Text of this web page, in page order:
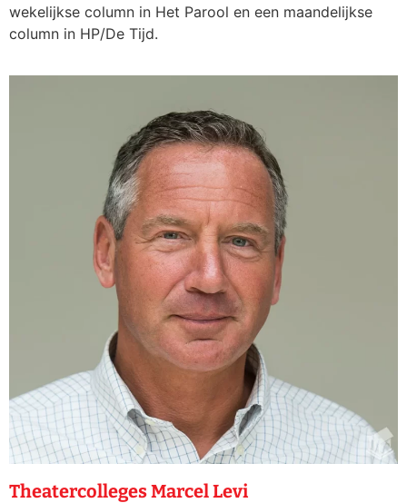
wekelijkse column in Het Parool en een maandelijkse
column in HP/De Tijd.
Theatercolleges Marcel Levi